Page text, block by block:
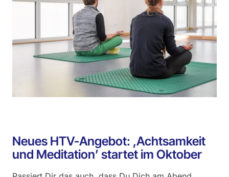
Neues HTV-Angebot: ,Achtsamkeit
und Meditation’ startet im Oktober